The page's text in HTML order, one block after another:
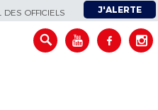
DES OFFICIELS J'ALERTE